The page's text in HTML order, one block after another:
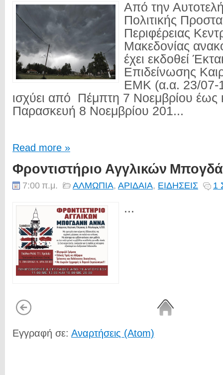
Από την
Πολιτικής
Περιφέρειας
Μακεδονίας
έχει εκδοθεί
Επιδείνωσης
ΕΜΚ (α.α. 23/07-
ισχύει από Πέμπτη 7 Νοεμβρίου έως
Παρασκευή 8 Νοεμβρίου 201...
Read more »
Φροντιστήριο Αγγλικών
7:00 π.μ. ΑΛΜΩΠΙΑ, ΑΡΙΔΑΙΑ, ΕΙΔΗΣΕΙΣ 1
...
Εγγραφή σε: Αναρτήσεις (Atom)